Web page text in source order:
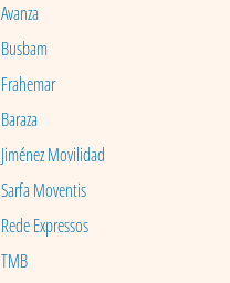
Avanza
Busbam
Frahemar
Baraza
Jiménez Movilidad
Sarfa Moventis
Rede Expressos
TMB